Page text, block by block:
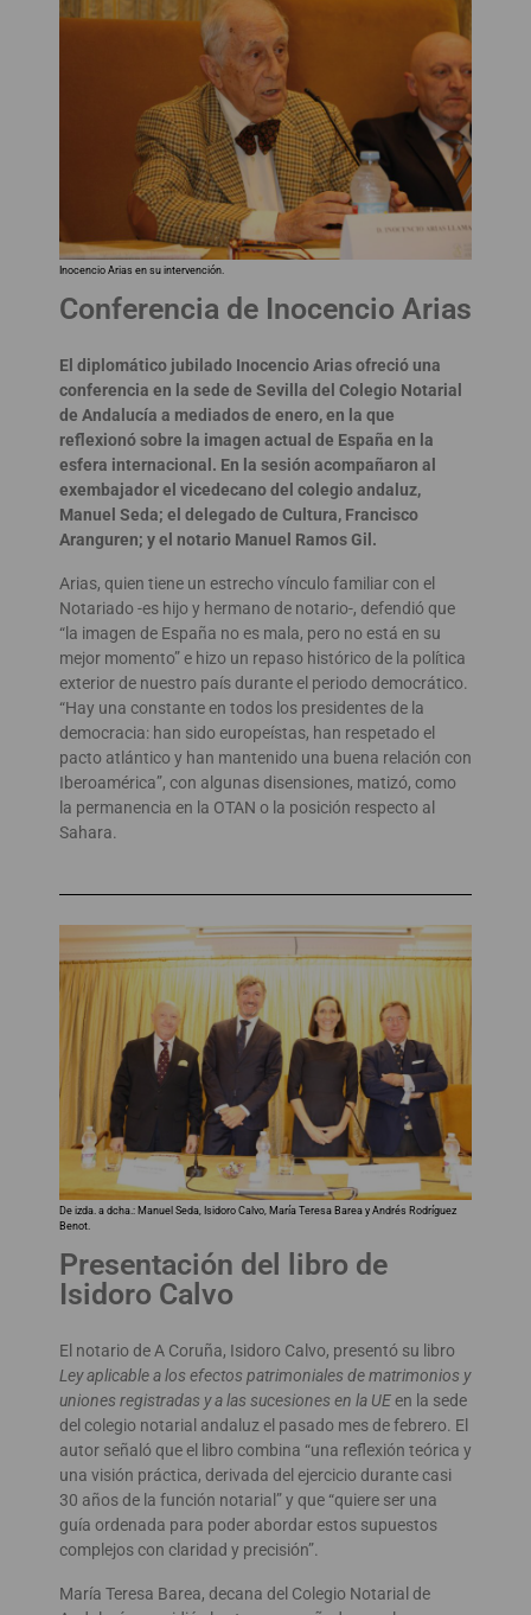
Inocencio Arias en su intervención.
Conferencia de Inocencio Arias
El diplomático jubilado Inocencio Arias ofreció una
conferencia en la sede de Sevilla del Colegio Notarial
de Andalucía a mediados de enero, en la que
reflexionó sobre la imagen actual de España en la
esfera internacional. En la sesión acompañaron al
exembajador el vicedecano del colegio andaluz,
Manuel Seda; el delegado de Cultura, Francisco
Aranguren; y el notario Manuel Ramos Gil.
Arias, quien tiene un estrecho vínculo familiar con el
Notariado -es hijo y hermano de notario-, defendió que
“la imagen de España no es mala, pero no está en su
mejor momento” e hizo un repaso histórico de la política
exterior de nuestro país durante el periodo democrático.
“Hay una constante en todos los presidentes de la
democracia: han sido europeístas, han respetado el
pacto atlántico y han mantenido una buena relación con
Iberoamérica”, con algunas disensiones, matizó, como
la permanencia en la OTAN o la posición respecto al
Sahara.
De izda. a dcha.: Manuel Seda, Isidoro Calvo, María Teresa Barea y Andrés Rodríguez
Benot.
Presentación del libro de
Isidoro Calvo
El notario de A Coruña, Isidoro Calvo, presentó su libro
Ley aplicable a los efectos patrimoniales de matrimonios y
uniones registradas y a las sucesiones en la UEen la sede
del colegio notarial andaluz el pasado mes de febrero. El
autor señaló que el libro combina “una reflexión teórica y
una visión práctica, derivada del ejercicio durante casi
30 años de la función notarial” y que “quiere ser una
guía ordenada para poder abordar estos supuestos
complejos con claridad y precisión”.
María Teresa Barea, decana del Colegio Notarial de